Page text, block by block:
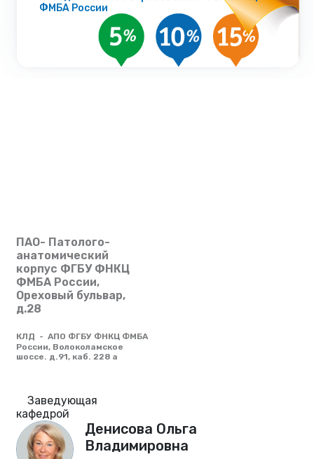
ФМБА России
ПАО- Патолого-
анатомический
корпус ФГБУ ФНКЦ
ФМБА России,
Ореховый бульвар,
д.28
КЛД - АПО ФГБУ ФНКЦ ФМБА
России, Волоколамское
шоссе. д.91, каб. 228 а
Заведующая
кафедрой
Денисова Ольга
Владимировна